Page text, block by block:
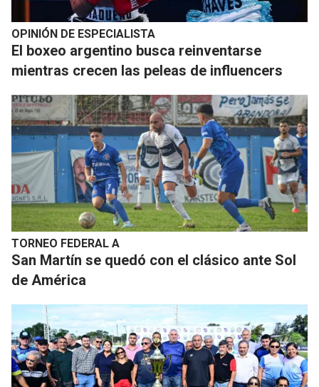
OPINIÓN DE ESPECIALISTA
El boxeo argentino busca reinventarse
mientras crecen las peleas de influencers
TORNEO FEDERAL A
San Martín se quedó con el clásico ante Sol
de América